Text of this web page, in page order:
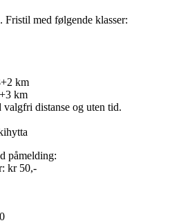
Fristil med følgende klasser:
km
km
distanse og uten tid.
påmelding:
kr 50,-